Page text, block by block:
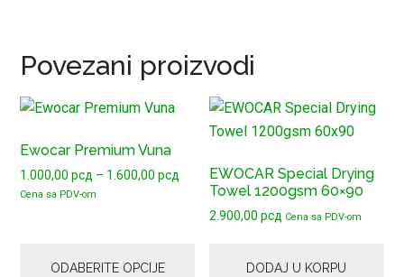
Povezani proizvodi
Ewocar Premium Vuna
1.000,00рсд – 1.600,00рсд Raspon
1.600,00 рсд
Cena sa PDV-om
ODABERITE OPCIJE
Ovaj
ima
više
varijanti.
EWOCAR Special Drying
Towel 1200gsm 60×90
2.900,00рсд Cena sa PDV-om
DODAJ U KORPU